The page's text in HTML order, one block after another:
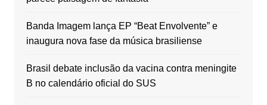
Banda Imagem lança EP “Beat Envolvente” e
inaugura nova fase da música brasiliense
Brasil debate inclusão da vacina contra meningite
B no calendário oficial do SUS